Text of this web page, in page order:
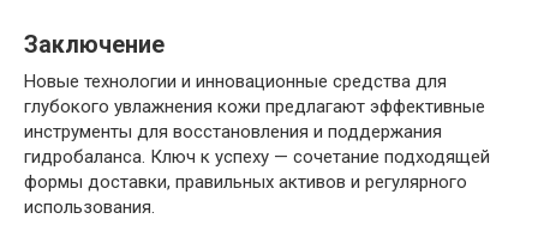
Заключение
Новые технологии и инновационные средства для
глубокого увлажнения кожи предлагают эффективные
инструменты для восстановления и поддержания
гидробаланса. Ключ к успеху — сочетание подходящей
формы доставки, правильных активов и регулярного
использования.